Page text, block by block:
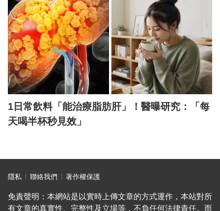
1日常飲料「能治療脂肪肝」！醫曝研究：「每
天喝半杯秒見效」
隱私 聯絡我們 著作權保護
免責聲明：本網站是以實時上傳文章的方式運作，本站對所
有文章的真實性、完整性及立場等，不負任何法律責任。而